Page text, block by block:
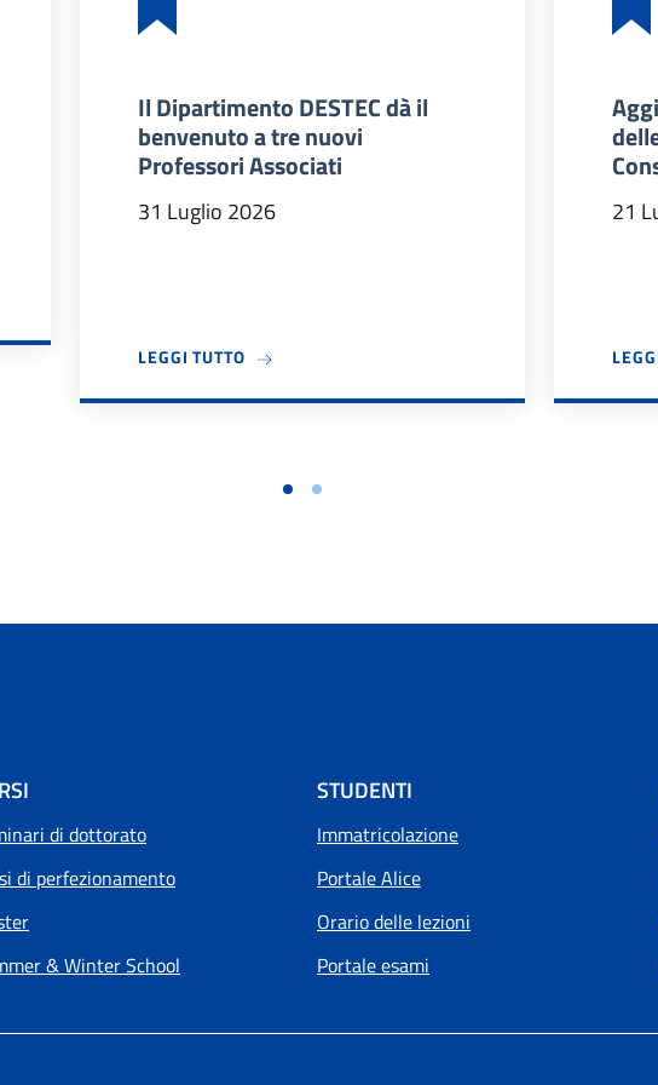
DIDATTICI 2026/27
Il Dipartimento DESTEC dà il
benvenuto a tre nuovi
Professori Associati
31 Luglio 2026
LEGGI TUTTOA PROPOSITO DI IL DIPARTIMENTO DESTEC DÀ IL
21
di dottorato
di perfezionamento
& Winter School
STUDENTI
Immatricolazione
Portale Alice
Orario delle lezioni
Portale esami